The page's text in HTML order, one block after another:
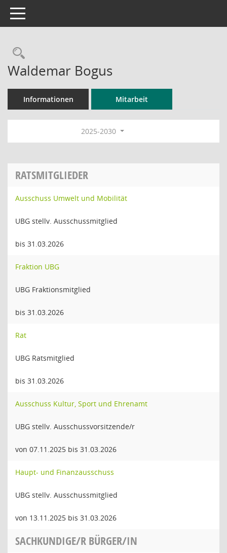
Toggle navigation
Rechercheauswahl
Waldemar Bogus
Informationen Mitarbeit
2025-2030
RATSMITGLIEDER
Ausschuss Umwelt und Mobilität
UBG stellv. Ausschussmitglied
bis 31.03.2026
Fraktion UBG
UBG Fraktionsmitglied
bis 31.03.2026
Rat
UBG Ratsmitglied
bis 31.03.2026
Ausschuss Kultur, Sport und Ehrenamt
UBG stellv. Ausschussvorsitzende/r
von 07.11.2025 bis 31.03.2026
Haupt- und Finanzausschuss
UBG stellv. Ausschussmitglied
von 13.11.2025 bis 31.03.2026
SACHKUNDIGE/R BÜRGER/IN